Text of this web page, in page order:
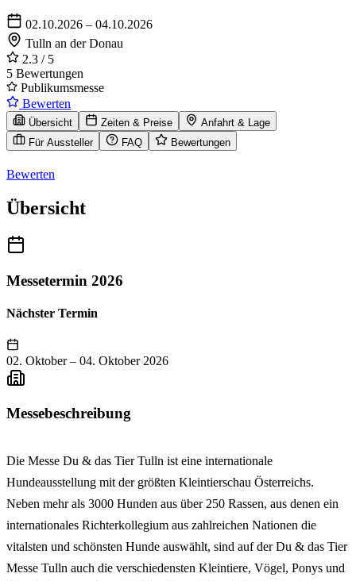
02.10.2026 – 04.10.2026
Tulln an der Donau
2.3 / 5
5 Bewertungen
Publikumsmesse
Bewerten
Übersicht Zeiten & Preise
Anfahrt & Lage
Für Aussteller
FAQ Bewertungen
Bewerten
Übersicht
Messetermin 2026
Nächster Termin
02. Oktober – 04. Oktober 2026
Messebeschreibung
Die Messe Du & das Tier Tulln ist eine internationale
Hundeausstellung mit der größten Kleintierschau Österreichs.
Neben mehr als 3000 Hunden aus über 250 Rassen, aus denen ein
internationales Richterkollegium aus zahlreichen Nationen die
vitalsten und schönsten Hunde auswählt, sind auf der Du & das Tier
Messe Tulln auch die verschiedensten Kleintiere, Vögel, Ponys und